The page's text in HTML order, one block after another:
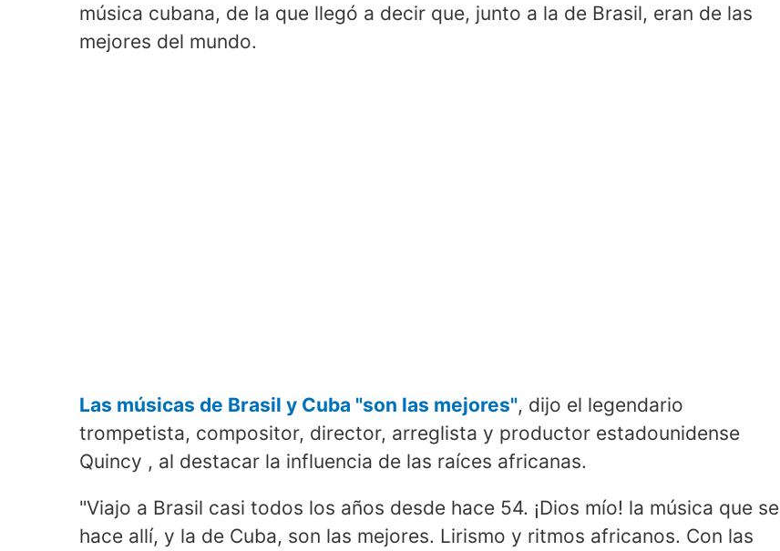
música cubana, de la que llegó a decir que, junto a la de Brasil, eran de las
mejores del mundo.
Las músicas de Brasil y Cuba "son las mejores", dijo el legendario
trompetista, compositor, director, arreglista y productor estadounidense
Quincy , al destacar la influencia de las raíces africanas.
"Viajo a Brasil casi todos los años desde hace 54. ¡Dios mío! la música que se
hace allí, y la de Cuba, son las mejores. Lirismo y ritmos africanos. Con las